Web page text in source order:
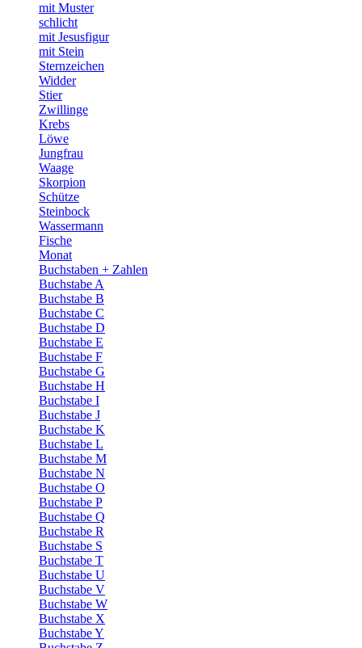
mit Muster
schlicht
mit Jesusfigur
mit Stein
Sternzeichen
Widder
Stier
Zwillinge
Krebs
Löwe
Jungfrau
Waage
Skorpion
Schütze
Steinbock
Wassermann
Fische
Monat
Buchstaben + Zahlen
Buchstabe A
Buchstabe B
Buchstabe C
Buchstabe D
Buchstabe E
Buchstabe F
Buchstabe G
Buchstabe H
Buchstabe I
Buchstabe J
Buchstabe K
Buchstabe L
Buchstabe M
Buchstabe N
Buchstabe O
Buchstabe P
Buchstabe Q
Buchstabe R
Buchstabe S
Buchstabe T
Buchstabe U
Buchstabe V
Buchstabe W
Buchstabe X
Buchstabe Y